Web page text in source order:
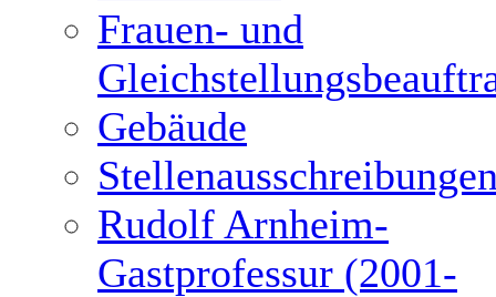
Frauen- und
Gebäude
Rudolf Arnheim-
Gastprofessur (2001-